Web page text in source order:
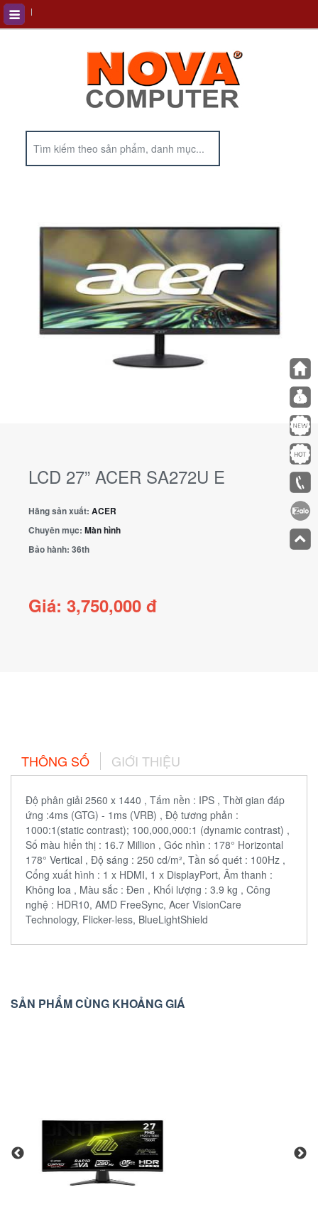
LCD 27” ACER SA272U E
Hãng sản xuất: ACER
Chuyên mục: Màn hình
Bảo hành: 36th
Giá: 3,750,000 đ
THÔNG SỐ GIỚI THIỆU
Độ phân giải 2560 x 1440 , Tấm nền : IPS , Thời gian đáp
ứng :4ms (GTG) - 1ms (VRB) , Độ tương phản :
1000:1(static contrast); 100,000,000:1 (dynamic contrast) ,
Số màu hiển thị : 16.7 Million , Góc nhìn : 178° Horizontal
178° Vertical , Độ sáng : 250 cd/m², Tần số quét : 100Hz ,
Cổng xuất hình : 1 x HDMI, 1 x DisplayPort, Âm thanh :
Không loa , Màu sắc : Đen , Khối lượng : 3.9 kg , Công
nghệ : HDR10, AMD FreeSync, Acer VisionCare
Technology, Flicker-less, BlueLightShield
SẢN PHẨM CÙNG KHOẢNG GIÁ